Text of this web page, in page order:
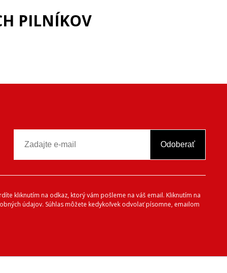
PILNÍKOV
Odoberať
kliknutím na odkaz, ktorý vám pošleme na váš email. Kliknutím na
údajov. Súhlas môžete kedykoľvek odvolať písomne, emailom